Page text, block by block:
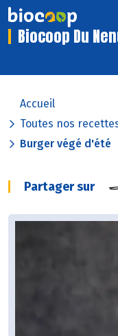
Biocoop Du
Accueil
Toutes nos
Burger végé d'été
Partager sur